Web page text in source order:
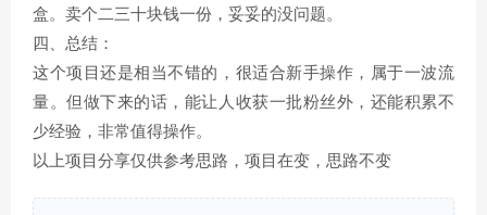
盒。卖个二三十块钱一份，妥妥的没问题。
四、总结：
这个项目还是相当不错的，很适合新手操作，属于一波流
量。但做下来的话，能让人收获一批粉丝外，还能积累不
少经验，非常值得操作。
以上项目分享仅供参考思路，项目在变，思路不变